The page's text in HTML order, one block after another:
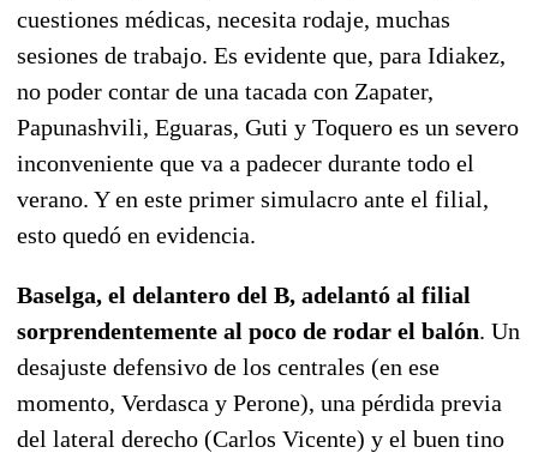
cuestiones médicas, necesita rodaje, muchas
sesiones de trabajo. Es evidente que, para Idiakez,
no poder contar de una tacada con Zapater,
Papunashvili, Eguaras, Guti y Toquero es un severo
inconveniente que va a padecer durante todo el
verano. Y en este primer simulacro ante el filial,
esto quedó en evidencia.
Baselga, el delantero del B, adelantó al filial
sorprendentemente al poco de rodar el balón. Un
desajuste defensivo de los centrales (en ese
momento, Verdasca y Perone), una pérdida previa
del lateral derecho (Carlos Vicente) y el buen tino